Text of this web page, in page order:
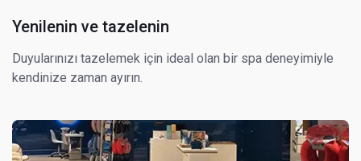
Yenilenin ve tazelenin
Duyularınızı tazelemek için ideal olan bir spa deneyimiyle
kendinize zaman ayırın.